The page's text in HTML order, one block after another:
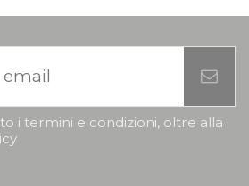
i termini e condizioni, oltre alla